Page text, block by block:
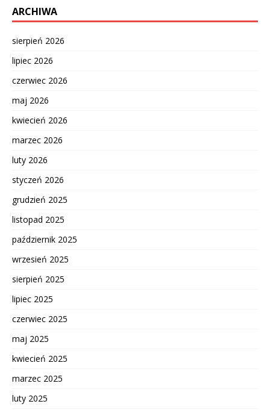
ARCHIWA
sierpień 2026
lipiec 2026
czerwiec 2026
maj 2026
kwiecień 2026
marzec 2026
luty 2026
styczeń 2026
grudzień 2025
listopad 2025
październik 2025
wrzesień 2025
sierpień 2025
lipiec 2025
czerwiec 2025
maj 2025
kwiecień 2025
marzec 2025
luty 2025